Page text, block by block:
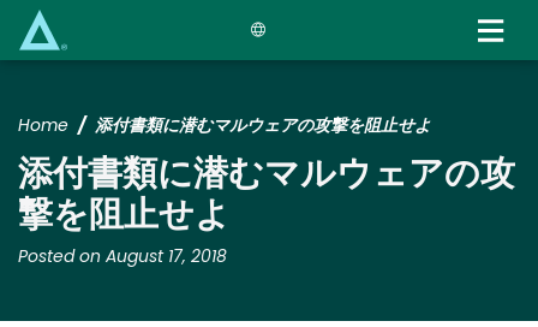
Home 添付書類に潜むマルウェアの攻撃を阻止せよ
添付書類に潜むマルウェアの攻
撃を阻止せよ
Posted on August 17, 2018